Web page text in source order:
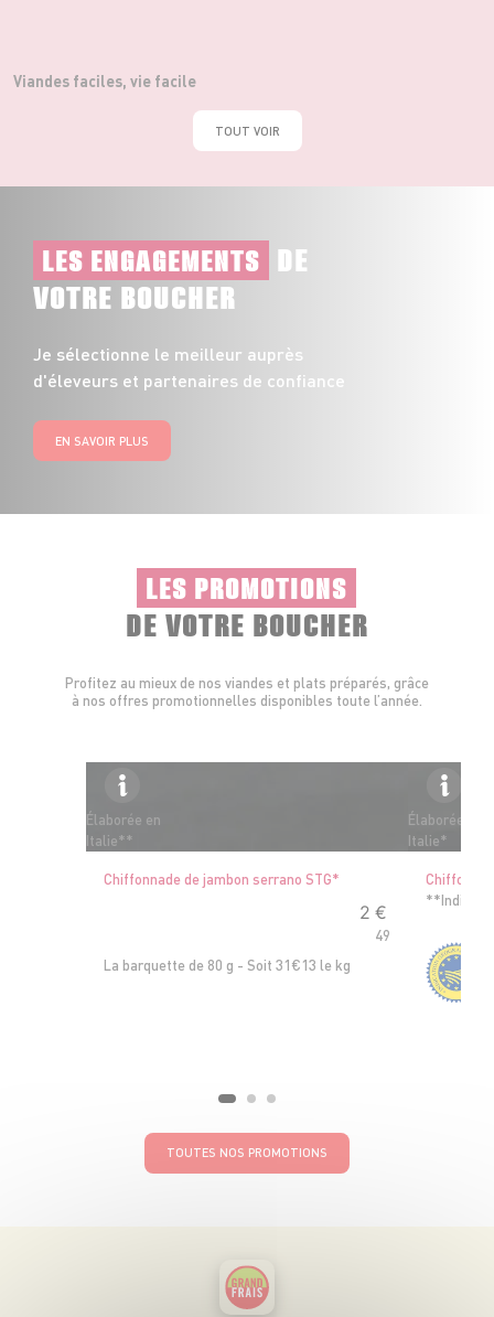
Viandes faciles, vie facile
TOUT VOIR
LES ENGAGEMENTS DE
VOTRE BOUCHER
Je sélectionne le meilleur auprès
d'éleveurs et partenaires de confiance
EN SAVOIR PLUS
LES PROMOTIONS
DE VOTRE BOUCHER
Profitez au mieux de nos viandes et plats préparés, grâce
à nos offres promotionnelles disponibles toute l’année.
Élaborée en
Italie**
Chiffonnade de jambon serrano STG*
2 €
49
La barquette de 80 g - Soit 31€13 le kg
Élaborée en
Italie*
TOUTES NOS PROMOTIONS